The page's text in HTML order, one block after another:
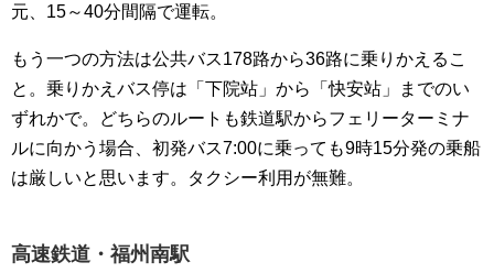
元、15～40分間隔で運転。
もう一つの方法は公共バス178路から36路に乗りかえるこ
と。乗りかえバス停は「下院站」から「快安站」までのい
ずれかで。どちらのルートも鉄道駅からフェリーターミナ
ルに向かう場合、初発バス7:00に乗っても9時15分発の乗船
は厳しいと思います。タクシー利用が無難。
高速鉄道・福州南駅